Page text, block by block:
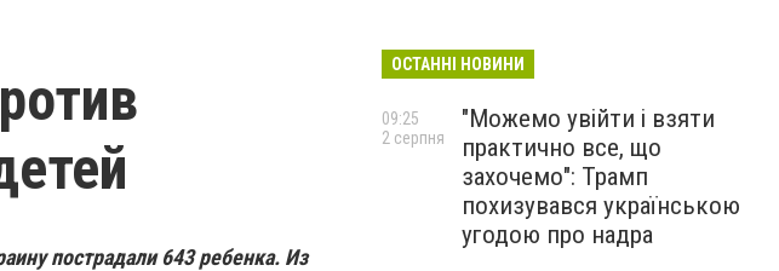
пострадали 643 ребенка. Из
ОСТАННІ НОВИНИ
"Можемо увійти і взяти
практично все, що
захочемо": Трамп
похизувався українською
угодою про надра
09:25
2 серпня